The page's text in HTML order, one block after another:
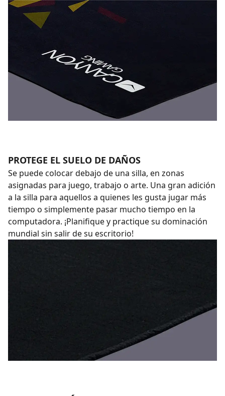
PROTEGE EL SUELO DE DAÑOS
Se puede colocar debajo de una silla, en zonas
asignadas para juego, trabajo o arte. Una gran adición
a la silla para aquellos a quienes les gusta jugar más
tiempo o simplemente pasar mucho tiempo en la
computadora. ¡Planifique y practique su dominación
mundial sin salir de su escritorio!